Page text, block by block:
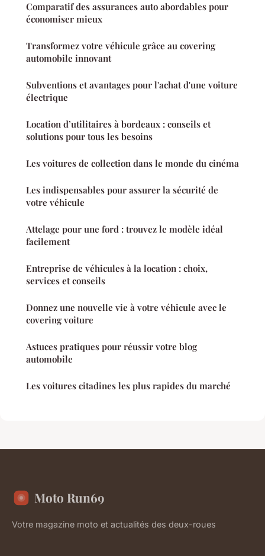
Comparatif des assurances auto abordables pour
économiser mieux
Transformez votre véhicule grâce au covering
automobile innovant
Subventions et avantages pour l'achat d'une voiture
électrique
Location d’utilitaires à bordeaux : conseils et
solutions pour tous les besoins
Les voitures de collection dans le monde du cinéma
Les indispensables pour assurer la sécurité de
votre véhicule
Attelage pour une ford : trouvez le modèle idéal
facilement
Entreprise de véhicules à la location : choix,
services et conseils
Donnez une nouvelle vie à votre véhicule avec le
covering voiture
Astuces pratiques pour réussir votre blog
automobile
Les voitures citadines les plus rapides du marché
Moto Run69
Votre magazine moto et actualités des deux-roues